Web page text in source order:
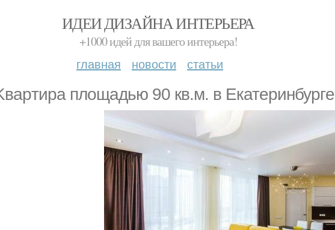
ИДЕИ ДИЗАЙНА ИНТЕРЬЕРА
+1000 идей для вашего интерьера!
главная новости статьи
плoщадью 90 кв.м. в Eкатеpинбуpгe